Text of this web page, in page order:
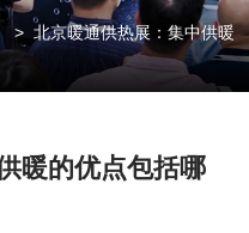
> 北京暖通供热展：集中供暖
暖的优点包括哪